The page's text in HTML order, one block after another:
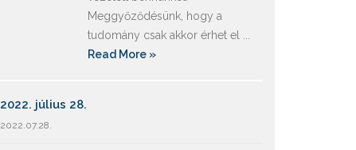
Meggyőződésünk, hogy a
tudomány csak akkor érhet el ...
Read More »
2022. július 28.
2022.07.28.